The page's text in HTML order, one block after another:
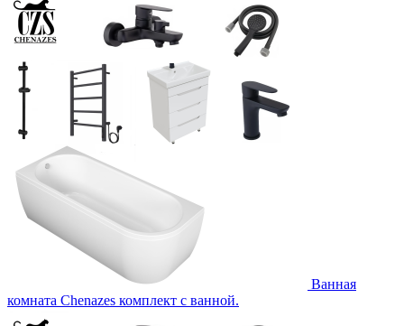
Ванная
комната Chenazes комплект с ванной.